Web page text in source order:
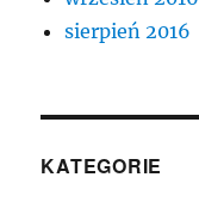
sierpień 2016
KATEGORIE